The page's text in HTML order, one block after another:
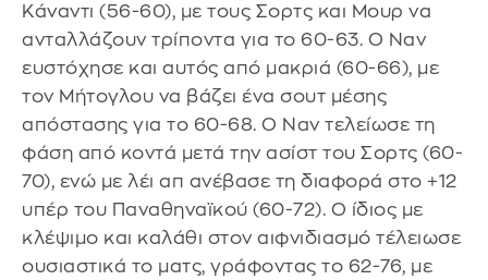
Κάναντι (56-60), με τους Σορτς και Μουρ να
ανταλλάζουν τρίποντα για το 60-63. Ο Ναν
ευστόχησε και αυτός από μακριά (60-66), με
τον Μήτογλου να βάζει ένα σουτ μέσης
απόστασης για το 60-68. Ο Ναν τελείωσε τη
φάση από κοντά μετά την ασίστ του Σορτς (60-
70), ενώ με λέι απ ανέβασε τη διαφορά στο +12
υπέρ του Παναθηναϊκού (60-72). Ο ίδιος με
κλέψιμο και καλάθι στον αιφνιδιασμό τέλειωσε
ουσιαστικά το ματς, γράφοντας το 62-76, με